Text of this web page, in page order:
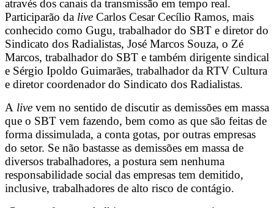
massa
nas
emissoras
de
TV
através dos canais da transmissão em tempo real.
Participarão da live Carlos Cesar Cecílio Ramos, mais
conhecido como Gugu, trabalhador do SBT e diretor do
Sindicato dos Radialistas, José Marcos Souza, o Zé
Marcos, trabalhador do SBT e também dirigente sindical
e Sérgio Ipoldo Guimarães, trabalhador da RTV Cultura
e diretor coordenador do Sindicato dos Radialistas.
A live vem no sentido de discutir as demissões em massa
que o SBT vem fazendo, bem como as que são feitas de
forma dissimulada, a conta gotas, por outras empresas
do setor. Se não bastasse as demissões em massa de
diversos trabalhadores, a postura sem nenhuma
responsabilidade social das empresas tem demitido,
inclusive, trabalhadores de alto risco de contágio.